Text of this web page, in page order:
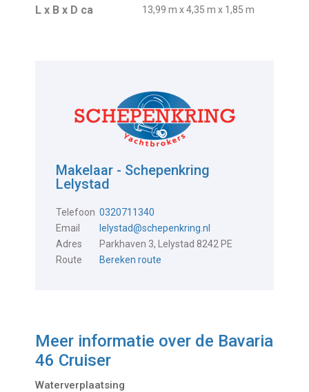
L x B x D ca 13,99 m x 4,35 m x 1,85 m
Makelaar - Schepenkring
Lelystad
Telefoon 0320711340
Email
lelystad@schepenkring.nl
Adres
Parkhaven 3, Lelystad 8242 PE
Route
Bereken route
Meer informatie over de Bavaria
46 Cruiser
Waterverplaatsing